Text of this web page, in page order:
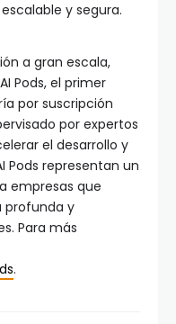
y segura.
a gran escala,
Pods, el primer
por suscripción
por expertos
el desarrollo y
Pods representan un
empresas que
profunda y
Para más
.